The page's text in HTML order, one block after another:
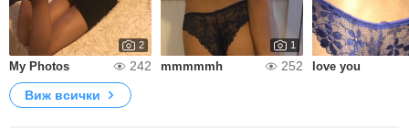
2
My Photos 242
1
mmmmmh 252 love you
Виж всички